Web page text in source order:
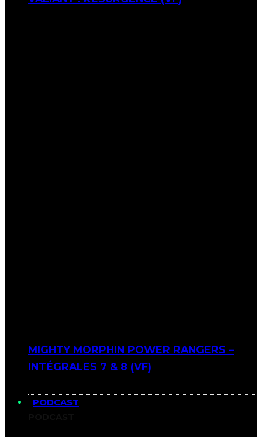
MIGHTY MORPHIN POWER RANGERS –
INTÉGRALES 7 & 8 (VF)
PODCAST